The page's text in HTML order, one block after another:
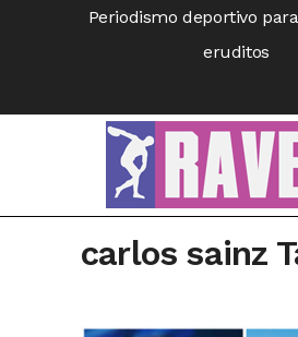
Periodismo deportivo
eruditos
carlos sainz